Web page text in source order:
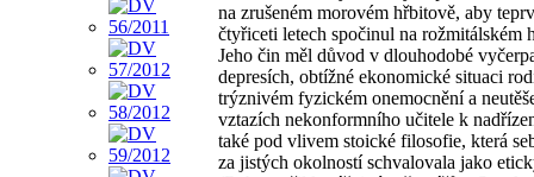
na zrušeném morovém hřbitově, aby
čtyřiceti letech spočinul na rožmitálském
Jeho čin měl důvod v dlouhodobé
depresích, obtížné ekonomické situaci
trýznivém fyzickém onemocnění a
vztazích nekonformního učitele k
také pod vlivem stoické filosofie, která
za jistých okolností schvalovala jako